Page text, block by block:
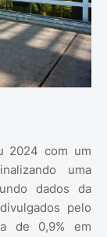
2024 com um
uma
dados da
pelo
de 0,9% em